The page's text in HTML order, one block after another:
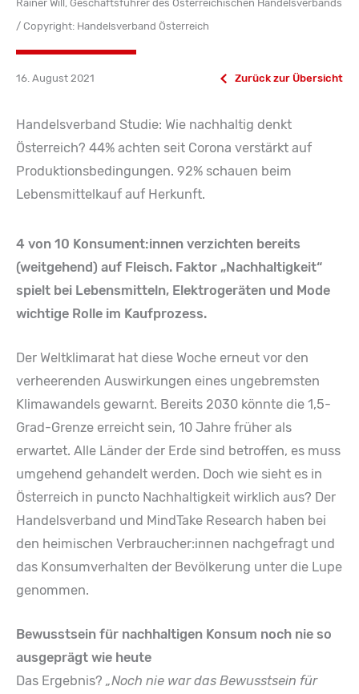
Rainer Will, Geschäftsführer des Österreichischen Handelsverbands
/ Copyright: Handelsverband Österreich
16. August 2021 Zurück zur Übersicht
Handelsverband Studie: Wie nachhaltig denkt
Österreich? 44% achten seit Corona verstärkt auf
Produktionsbedingungen. 92% schauen beim
Lebensmittelkauf auf Herkunft.
4 von 10 Konsument:innen verzichten bereits
(weitgehend) auf Fleisch. Faktor „Nachhaltigkeit“
spielt bei Lebensmitteln, Elektrogeräten und Mode
wichtige Rolle im Kaufprozess.
Der Weltklimarat hat diese Woche erneut vor den
verheerenden Auswirkungen eines ungebremsten
Klimawandels gewarnt. Bereits 2030 könnte die 1,5-
Grad-Grenze erreicht sein, 10 Jahre früher als
erwartet. Alle Länder der Erde sind betroffen, es muss
umgehend gehandelt werden. Doch wie sieht es in
Österreich in puncto Nachhaltigkeit wirklich aus? Der
Handelsverband und MindTake Research haben bei
den heimischen Verbraucher:innen nachgefragt und
das Konsumverhalten der Bevölkerung unter die Lupe
genommen.
Bewusstsein für nachhaltigen Konsum noch nie so
ausgeprägt wie heute
Das Ergebnis? „Noch nie war das Bewusstsein für